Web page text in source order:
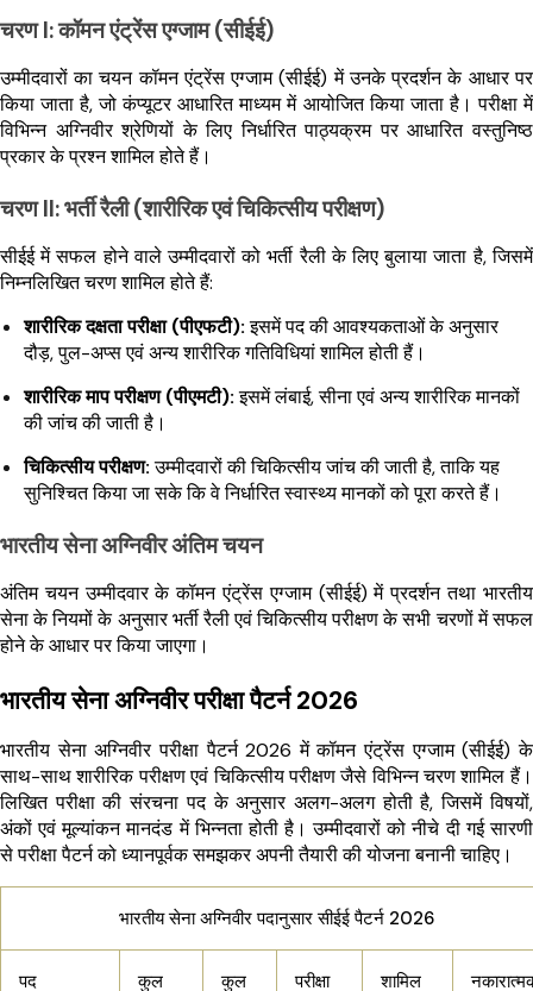
चरण I: कॉमन एंट्रेंस एग्जाम (सीईई)
उम्मीदवारों का चयन कॉमन एंट्रेंस एग्जाम (सीईई) में उनके प्रदर्शन के आधार पर
किया जाता है, जो कंप्यूटर आधारित माध्यम में आयोजित किया जाता है। परीक्षा में
विभिन्न अग्निवीर श्रेणियों के लिए निर्धारित पाठ्यक्रम पर आधारित वस्तुनिष्ठ
प्रकार के प्रश्न शामिल होते हैं।
चरण II: भर्ती रैली (शारीरिक एवं चिकित्सीय परीक्षण)
सीईई में सफल होने वाले उम्मीदवारों को भर्ती रैली के लिए बुलाया जाता है, जिसमें
निम्नलिखित चरण शामिल होते हैं:
शारीरिक दक्षता परीक्षा (पीएफटी):इसमें पद की आवश्यकताओं के अनुसार
दौड़, पुल-अप्स एवं अन्य शारीरिक गतिविधियां शामिल होती हैं।
शारीरिक माप परीक्षण (पीएमटी):इसमें लंबाई, सीना एवं अन्य शारीरिक मानकों
की जांच की जाती है।
चिकित्सीय परीक्षण:उम्मीदवारों की चिकित्सीय जांच की जाती है, ताकि यह
सुनिश्चित किया जा सके कि वे निर्धारित स्वास्थ्य मानकों को पूरा करते हैं।
भारतीय सेना अग्निवीर अंतिम चयन
अंतिम चयन उम्मीदवार के कॉमन एंट्रेंस एग्जाम (सीईई) में प्रदर्शन तथा भारतीय
सेना के नियमों के अनुसार भर्ती रैली एवं चिकित्सीय परीक्षण के सभी चरणों में सफल
होने के आधार पर किया जाएगा।
भारतीय सेना अग्निवीर परीक्षा पैटर्न 2026
भारतीय सेना अग्निवीर परीक्षा पैटर्न 2026 में कॉमन एंट्रेंस एग्जाम (सीईई) के
साथ-साथ शारीरिक परीक्षण एवं चिकित्सीय परीक्षण जैसे विभिन्न चरण शामिल हैं।
लिखित परीक्षा की संरचना पद के अनुसार अलग-अलग होती है, जिसमें विषयों,
अंकों एवं मूल्यांकन मानदंड में भिन्नता होती है। उम्मीदवारों को नीचे दी गई सारणी
से परीक्षा पैटर्न को ध्यानपूर्वक समझकर अपनी तैयारी की योजना बनानी चाहिए।
भारतीय सेना अग्निवीर पदानुसार सीईई पैटर्न 2026
पद
कुल
कुल
परीक्षा
शामिल